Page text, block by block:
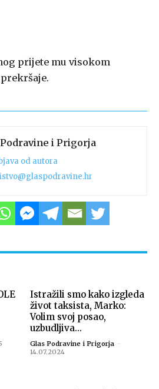
prijete mu visokom
i Prigorja
od autora
Istražili smo kako izgleda
život taksista, Marko:
Volim svoj posao,
uzbudljiva...
Glas Podravine i Prigorja -
14.07.2024